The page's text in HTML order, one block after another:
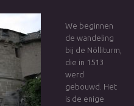
We beginnen
de wandeling
bij de Nölliturm,
die in 1513
werd
gebouwd. Het
is de enige